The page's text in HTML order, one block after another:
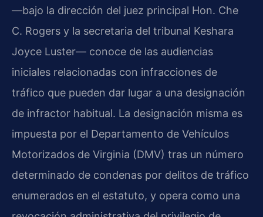
—bajo la dirección del juez principal Hon. Che
C. Rogers y la secretaria del tribunal Keshara
Joyce Luster— conoce de las audiencias
iniciales relacionadas con infracciones de
tráfico que pueden dar lugar a una designación
de infractor habitual. La designación misma es
impuesta por el Departamento de Vehículos
Motorizados de Virginia (DMV) tras un número
determinado de condenas por delitos de tráfico
enumerados en el estatuto, y opera como una